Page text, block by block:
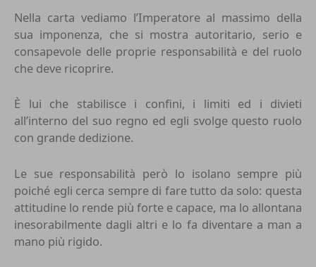
Nella carta vediamo l’Imperatore al massimo della
sua imponenza, che si mostra autoritario, serio e
consapevole delle proprie responsabilità e del ruolo
che deve ricoprire.
È lui che stabilisce i confini, i limiti ed i divieti
all’interno del suo regno ed egli svolge questo ruolo
con grande dedizione.
Le sue responsabilità però lo isolano sempre più
poiché egli cerca sempre di fare tutto da solo: questa
attitudine lo rende più forte e capace, ma lo allontana
inesorabilmente dagli altri e lo fa diventare a man a
mano più rigido.